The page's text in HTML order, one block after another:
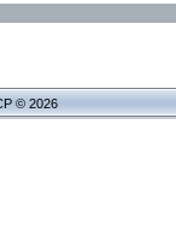
© 2026